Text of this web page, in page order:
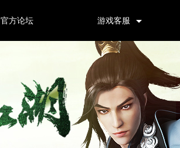
游戏客服
官方论坛